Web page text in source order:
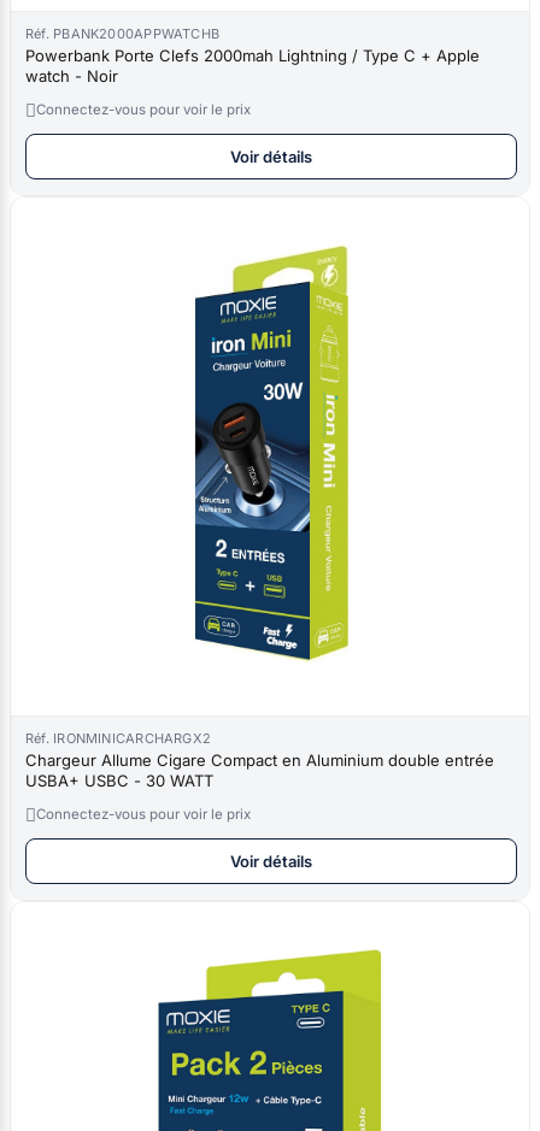
Réf. PBANK2000APPWATCHB
Powerbank Porte Clefs 2000mah Lightning / Type C + Apple
watch - Noir
Connectez-vous pour voir le prix
Voir détails
Réf. IRONMINICARCHARGX2
Chargeur Allume Cigare Compact en Aluminium double entrée
USBA+ USBC - 30 WATT
Connectez-vous pour voir le prix
Voir détails